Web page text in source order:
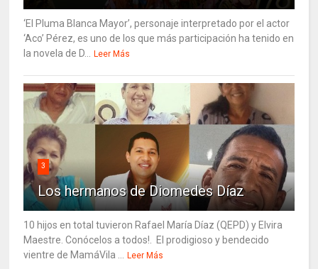
‘El Pluma Blanca Mayor’, personaje interpretado por el actor
‘Aco’ Pérez, es uno de los que más participación ha tenido en
la novela de D...
Leer Más
3
Los hermanos de Diomedes Díaz
10 hijos en total tuvieron Rafael María Díaz (QEPD) y Elvira
Maestre. Conócelos a todos!. El prodigioso y bendecido
vientre de MamáVila ...
Leer Más